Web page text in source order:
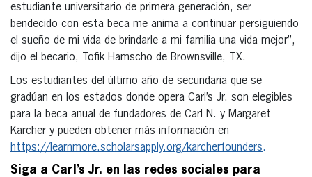
estudiante universitario de primera generación, ser
bendecido con esta beca me anima a continuar persiguiendo
el sueño de mi vida de brindarle a mi familia una vida mejor”,
dijo el becario, Tofik Hamscho de Brownsville, TX.
Los estudiantes del último año de secundaria que se
gradúan en los estados donde opera Carl’s Jr. son elegibles
para la beca anual de fundadores de Carl N. y Margaret
Karcher y pueden obtener más información en
https://learnmore.scholarsapply.org/karcherfounders.
Siga a Carl’s Jr. en las redes sociales para